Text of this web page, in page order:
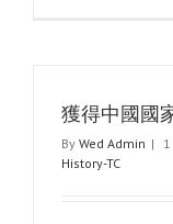
獲得中國國
By Wed Admin |
History-TC